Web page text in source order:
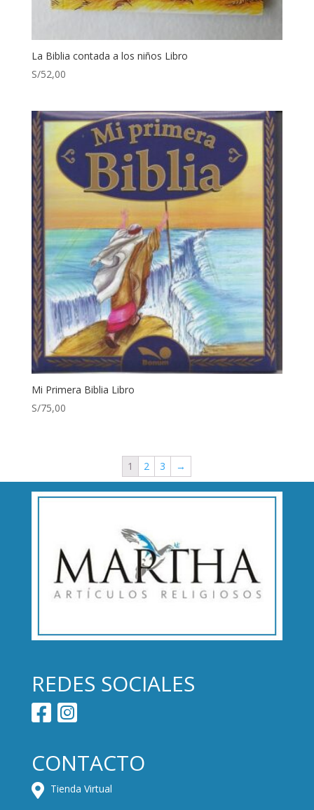
La Biblia contada a los niños Libro
S/52,00
Mi Primera Biblia Libro
S/75,00
1 2 3 →
REDES SOCIALES
CONTACTO
Tienda Virtual